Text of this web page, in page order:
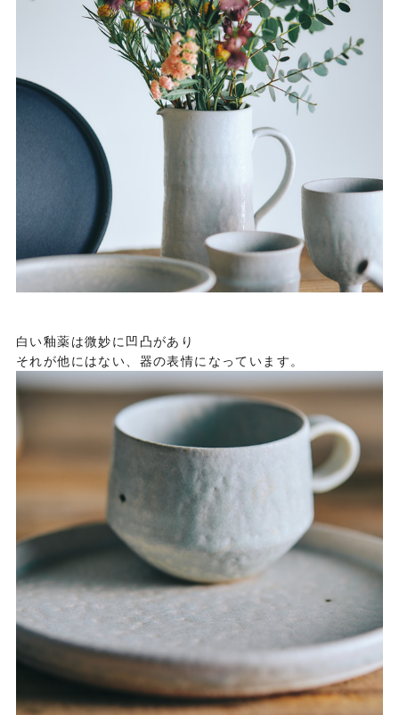
白い釉薬は微妙に凹凸があり
それが他にはない、器の表情になっています。